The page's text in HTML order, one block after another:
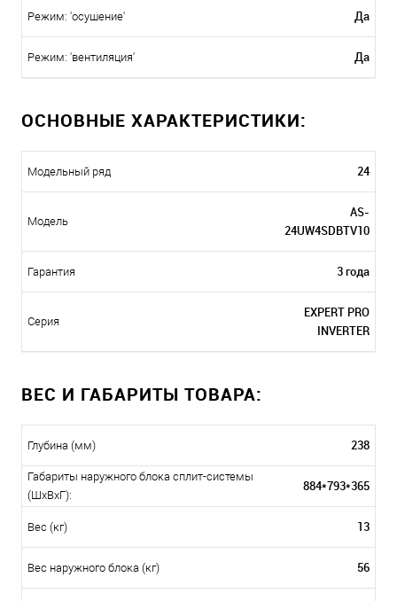
Режим: 'осушение' Да
Режим: 'вентиляция' Да
ОСНОВНЫЕ ХАРАКТЕРИСТИКИ:
Модельный ряд 24
Модель
AS-
24UW4SDBTV10
Гарантия 3 года
Серия
EXPERT PRO
INVERTER
ВЕС И ГАБАРИТЫ ТОВАРА:
Глубина (мм) 238
Габариты наружного блока сплит-системы
(ШxВxГ):
884*793*365
Вес (кг) 13
Вес наружного блока (кг) 56